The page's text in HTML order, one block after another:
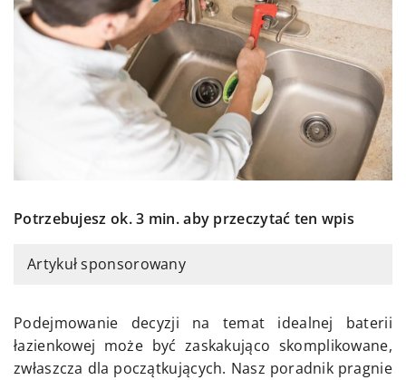
Potrzebujesz ok. 3 min. aby przeczytać ten wpis
Artykuł sponsorowany
Podejmowanie decyzji na temat idealnej baterii
łazienkowej może być zaskakująco skomplikowane,
zwłaszcza dla początkujących. Nasz poradnik pragnie